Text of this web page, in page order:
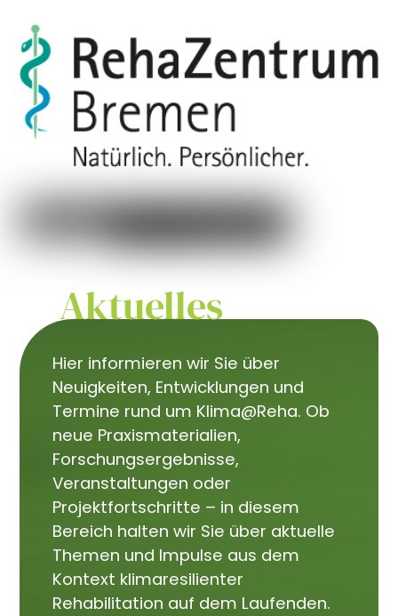
Aktuelles
Hier informieren wir Sie über
Neuigkeiten, Entwicklungen und
Termine rund um Klima@Reha. Ob
neue Praxismaterialien,
Forschungsergebnisse,
Veranstaltungen oder
Projektfortschritte – in diesem
Bereich halten wir Sie über aktuelle
Themen und Impulse aus dem
Kontext klimaresilienter
Rehabilitation auf dem Laufenden.